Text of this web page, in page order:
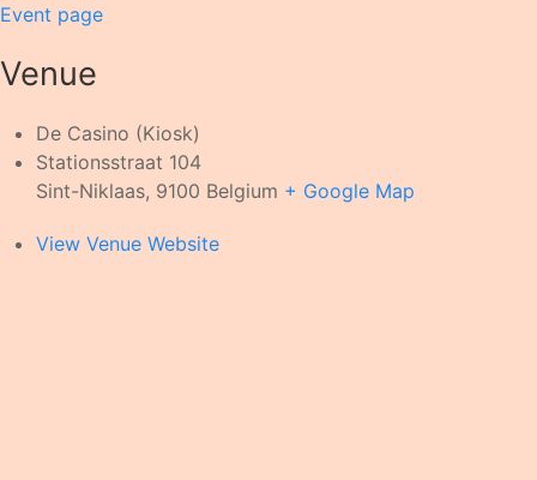
Event page
Venue
De Casino (Kiosk)
Stationsstraat 104
Sint-Niklaas, 9100 Belgium + Google Map
View Venue Website